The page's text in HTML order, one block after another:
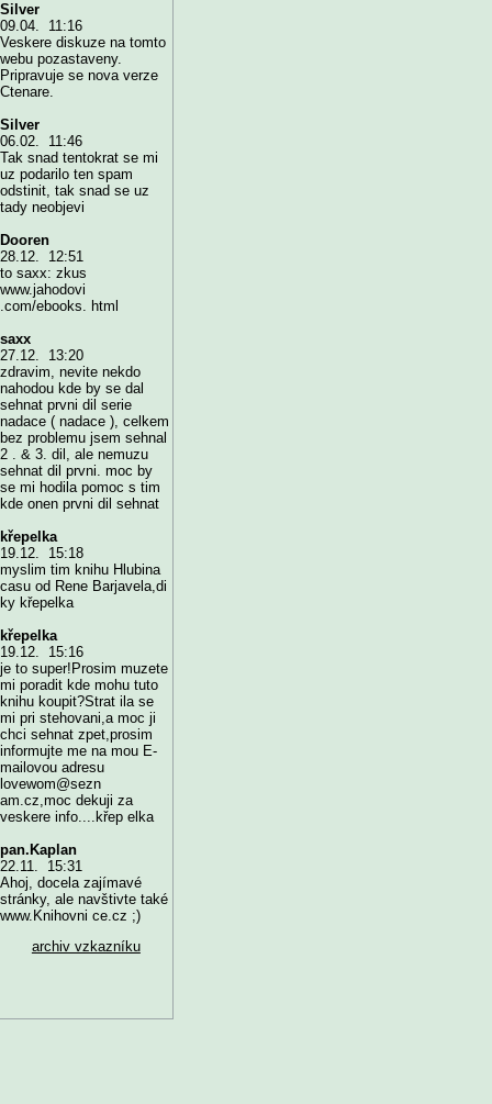
Silver
09.04. 11:16
Veskere diskuze na tomto
webu pozastaveny.
Pripravuje se nova verze
Ctenare.
Silver
06.02. 11:46
Tak snad tentokrat se mi
uz podarilo ten spam
odstinit, tak snad se uz
tady neobjevi
Dooren
28.12. 12:51
to saxx: zkus
www.jahodovi
.com/ebooks. html
saxx
27.12. 13:20
zdravim, nevite nekdo
nahodou kde by se dal
sehnat prvni dil serie
nadace ( nadace ), celkem
bez problemu jsem sehnal
2 . & 3. dil, ale nemuzu
sehnat dil prvni. moc by
se mi hodila pomoc s tim
kde onen prvni dil sehnat
křepelka
19.12. 15:18
myslim tim knihu Hlubina
casu od Rene Barjavela,di
ky křepelka
křepelka
19.12. 15:16
je to super!Prosim muzete
mi poradit kde mohu tuto
knihu koupit?Strat ila se
mi pri stehovani,a moc ji
chci sehnat zpet,prosim
informujte me na mou E-
mailovou adresu
lovewom@sezn
am.cz,moc dekuji za
veskere info....křep elka
pan.Kaplan
22.11. 15:31
Ahoj, docela zajímavé
stránky, ale navštivte také
www.Knihovni ce.cz ;)
archiv vzkazníku